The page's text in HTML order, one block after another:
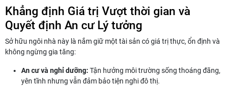
Khẳng định Giá trị Vượt thời gian và
Quyết định An cư Lý tưởng
Sở hữu ngôi nhà này là nắm giữ một tài sản có giá trị thực, ổn định và
không ngừng gia tăng:
An cư và nghỉ dưỡng: Tận hưởng môi trường sống thoáng đãng,
yên tĩnh nhưng vẫn đảm bảo tiện nghi đô thị.